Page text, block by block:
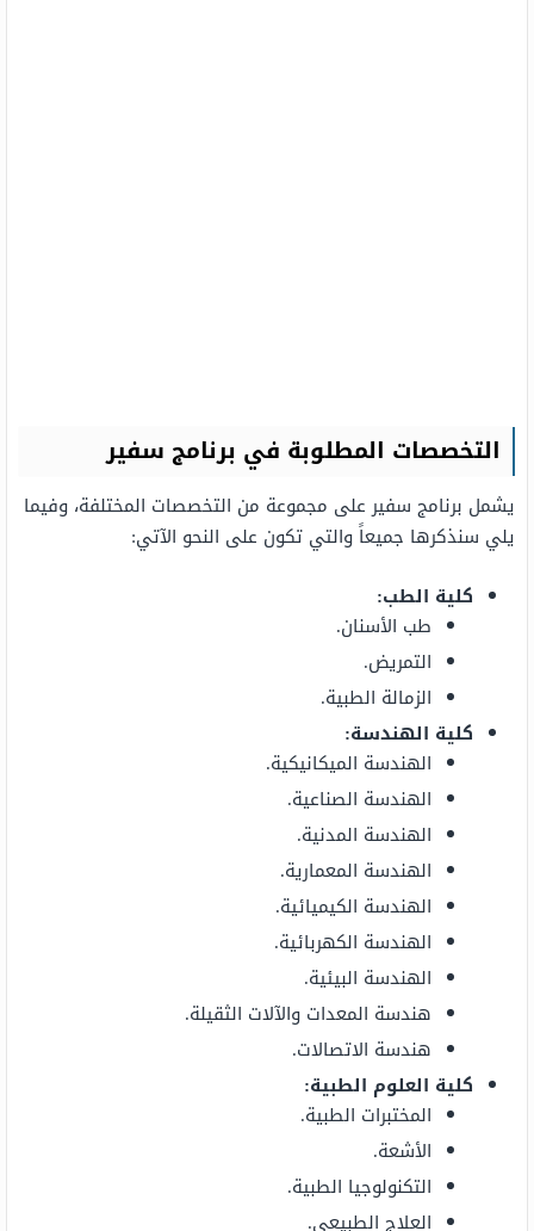
التخصصات المطلوبة في برنامج سفير
يشمل برنامج سفير على مجموعة من التخصصات المختلفة، وفيما
يلي سنذكرها جميعاً والتي تكون على النحو الآتي:
كلية الطب:
طب الأسنان.
التمريض.
الزمالة الطبية.
كلية الهندسة:
الهندسة الميكانيكية.
الهندسة الصناعية.
الهندسة المدنية.
الهندسة المعمارية.
الهندسة الكيميائية.
الهندسة الكهربائية.
الهندسة البيئية.
هندسة المعدات والآلات الثقيلة.
هندسة الاتصالات.
كلية العلوم الطبية:
المختبرات الطبية.
الأشعة.
التكنولوجيا الطبية.
العلاج الطبيعي.